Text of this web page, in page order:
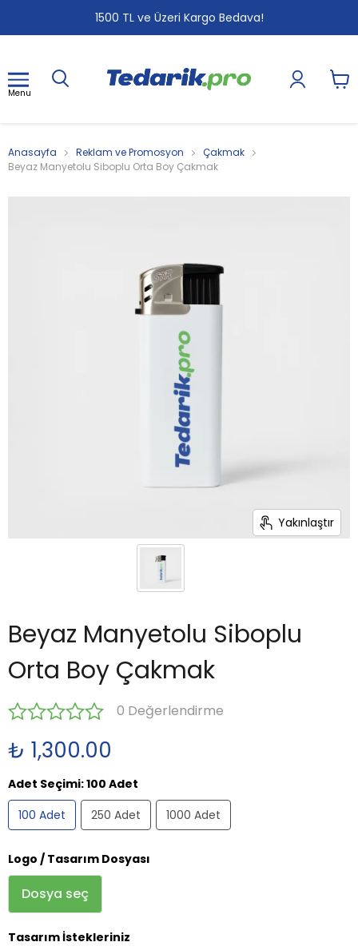
1500 TL ve Üzeri Kargo Bedava!
1 2
Menu
Anasayfa Reklam ve Promosyon
Çakmak
Beyaz Manyetolu Siboplu Orta Boy Çakmak
Yakınlaştır
Beyaz Manyetolu Siboplu
Orta Boy Çakmak
0 Değerlendirme
₺ 1,300.00
Adet Seçimi:100 Adet
100 Adet
250 Adet 1000 Adet
Logo / Tasarım Dosyası
Dosya seç
Tasarım İstekleriniz